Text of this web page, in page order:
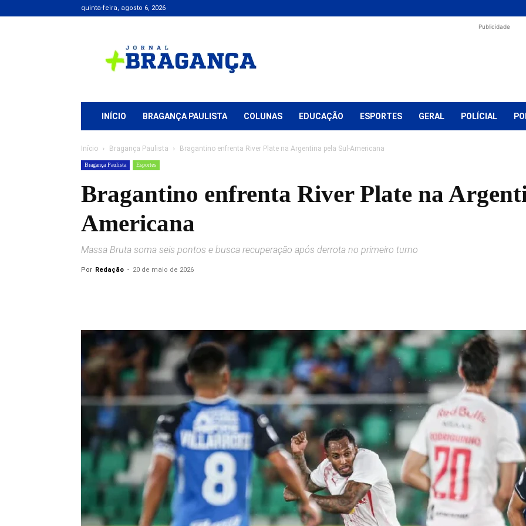
quinta-feira, agosto 6, 2026
+
Bragança
Publicidade
INÍCIO BRAGANÇA PAULISTA COLUNAS EDUCAÇÃO ESPORTES GERAL POLÍCIAL
Início Bragança Paulista Bragantino enfrenta River Plate na Argentina pela Sul-Americana
Bragança Paulista Esportes
Bragantino enfrenta River Plate na
Americana
Massa Bruta soma seis pontos e busca recuperação após derrota no primeiro turno
Por Redação - 20 de maio de 2026